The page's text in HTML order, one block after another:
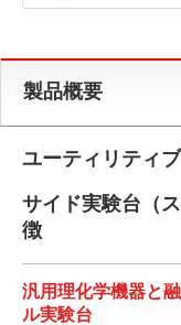
製品概要
ユーティリティ
サイド実験台（
徴
汎用理化学機器と
ル実験台